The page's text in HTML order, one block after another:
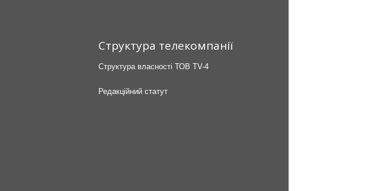
Структура телекомпанії
Структура власності ТОВ TV-4
Редакційний статут